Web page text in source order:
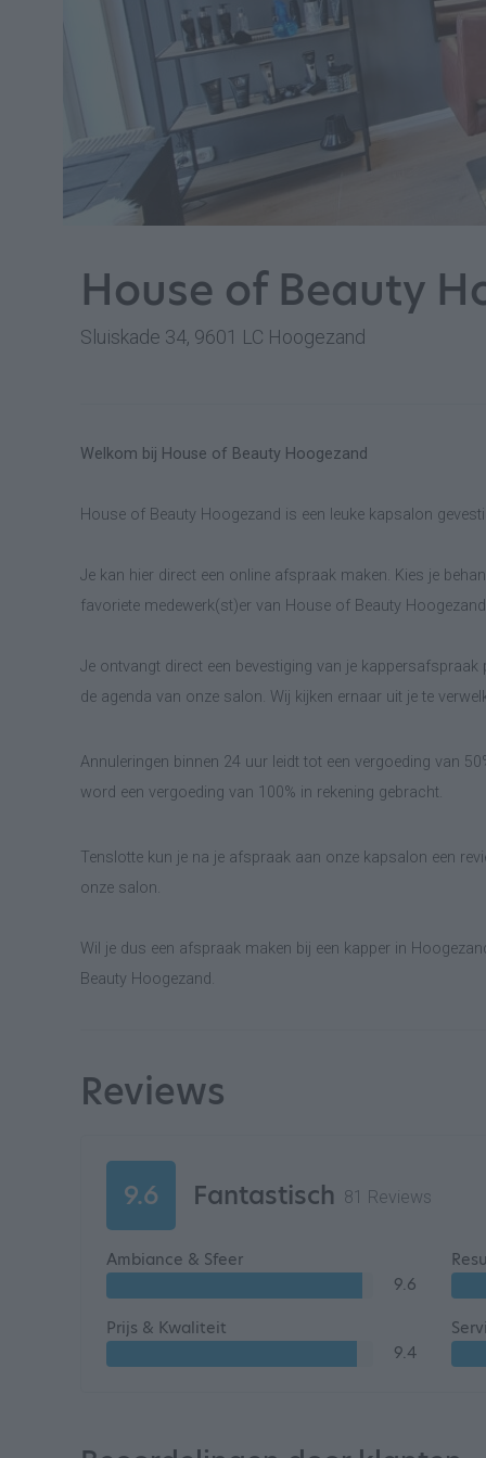
House of Beauty
Sluiskade 34, 9601 LC Hoogezand
Welkom bij House of Beauty Hoogezand
House of Beauty Hoogezand is een leuke kapsalon
Je kan hier direct een online afspraak maken. Kies je
favoriete medewerk(st)er van House of Beauty
Je ontvangt direct een bevestiging van je
de agenda van onze salon. Wij kijken ernaar uit je te
Annuleringen binnen 24 uur leidt tot een vergoeding van
word een vergoeding van 100% in rekening gebracht.
Tenslotte kun je na je afspraak aan onze kapsalon een
onze salon.
Wil je dus een afspraak maken bij een kapper in
Beauty Hoogezand.
Reviews
9.6 Fantastisch 81 Reviews
Ambiance & Sfeer
9.6
Prijs & Kwaliteit
9.4